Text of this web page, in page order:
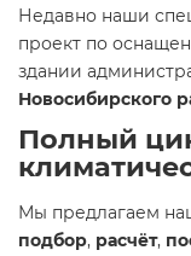
Недавно наши
проект по
здании
Новосибирского
Полный
Мы предлагаем
подбор, расчёт,